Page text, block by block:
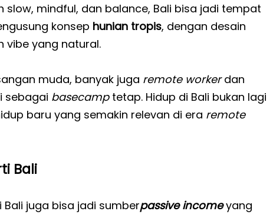
mindful, dan balance, Bali bisa jadi tempat
konsep hunian tropis, dengan desain
vibe yang natural.
muda, banyak juga remote workerdan
sebagai basecamptetap. Hidup di Bali bukan lagi
baru yang semakin relevan di era remote
Bali
juga bisa jadi sumberpassive incomeyang